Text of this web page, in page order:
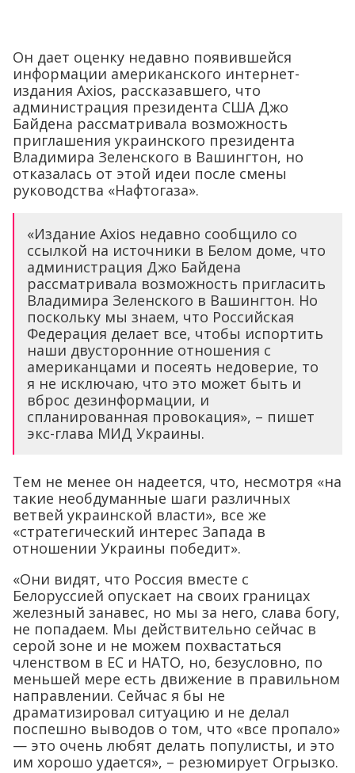
Он дает оценку недавно появившейся
информации американского интернет-
издания Axios, рассказавшего, что
администрация президента США Джо
Байдена рассматривала возможность
приглашения украинского президента
Владимира Зеленского в Вашингтон, но
отказалась от этой идеи после смены
руководства «Нафтогаза».
«Издание Axios недавно сообщило со
ссылкой на источники в Белом доме, что
администрация Джо Байдена
рассматривала возможность пригласить
Владимира Зеленского в Вашингтон. Но
поскольку мы знаем, что Российская
Федерация делает все, чтобы испортить
наши двусторонние отношения с
американцами и посеять недоверие, то
я не исключаю, что это может быть и
вброс дезинформации, и
спланированная провокация», – пишет
экс-глава МИД Украины.
Тем не менее он надеется, что, несмотря «на
такие необдуманные шаги различных
ветвей украинской власти», все же
«стратегический интерес Запада в
отношении Украины победит».
«Они видят, что Россия вместе с
Белоруссией опускает на своих границах
железный занавес, но мы за него, слава богу,
не попадаем. Мы действительно сейчас в
серой зоне и не можем похвастаться
членством в ЕС и НАТО, но, безусловно, по
меньшей мере есть движение в правильном
направлении. Сейчас я бы не
драматизировал ситуацию и не делал
поспешно выводов о том, что «все пропало»
— это очень любят делать популисты, и это
им хорошо удается», – резюмирует Огрызко.